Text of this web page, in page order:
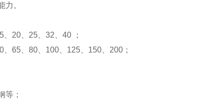
力。
20、25、32、40 ；
65、80、100、125、150、200；
等；